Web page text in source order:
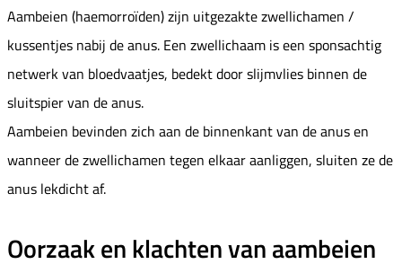
Aambeien (haemorroïden) zijn uitgezakte zwellichamen /
kussentjes nabij de anus. Een zwellichaam is een sponsachtig
netwerk van bloedvaatjes, bedekt door slijmvlies binnen de
sluitspier van de anus.
Aambeien bevinden zich aan de binnenkant van de anus en
wanneer de zwellichamen tegen elkaar aanliggen, sluiten ze de
anus lekdicht af.
Oorzaak en klachten van aambeien